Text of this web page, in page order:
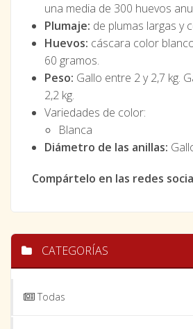
una media de 300 huevos
Plumaje: de plumas largas y
Huevos: cáscara color
60 gramos.
Peso: Gallo entre 2 y 2,7 kg.
2,2 kg.
Variedades de color:
Blanca
Diámetro de las anillas:
Compártelo en las redes
CATEGORÍAS
Todas